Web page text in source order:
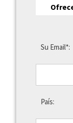
Su Email*:
País: